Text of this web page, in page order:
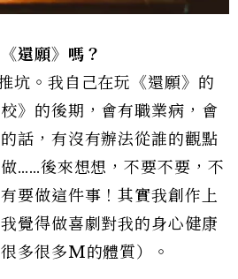
還願》嗎？
坑。我自己在玩《還願》的
》的後期，會有職業病，會
話，有沒有辦法從誰的觀點
……後來想想，不要不要，不
要做這件事！其實我創作上
覺得做喜劇對我的身心健康
多很多M的體質）。